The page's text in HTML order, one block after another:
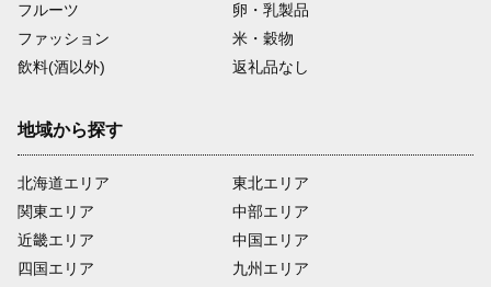
フルーツ
卵・乳製品
ファッション
米・穀物
飲料(酒以外)
返礼品なし
地域から探す
北海道エリア
関東エリア
近畿エリア
四国エリア
東北エリア
中部エリア
中国エリア
九州エリア